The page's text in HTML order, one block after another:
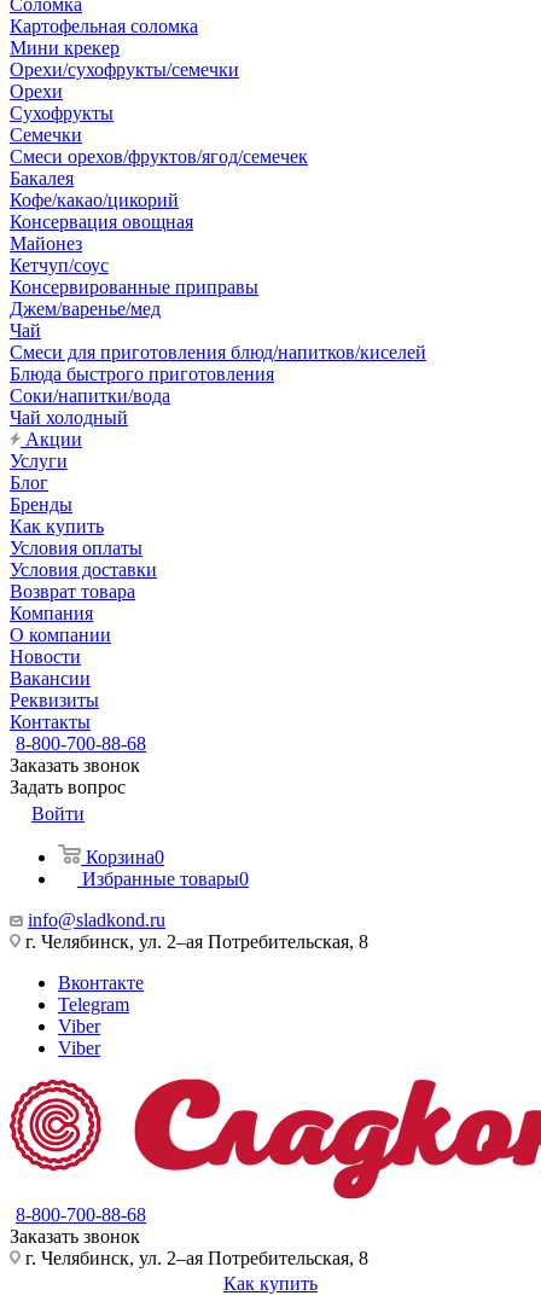
Соломка
Картофельная соломка
Мини крекер
Орехи/сухофрукты/семечки
Орехи
Сухофрукты
Семечки
Смеси орехов/фруктов/ягод/семечек
Бакалея
Кофе/какао/цикорий
Консервация овощная
Майонез
Кетчуп/соус
Консервированные приправы
Джем/варенье/мед
Чай
Смеси для приготовления блюд/напитков/киселей
Блюда быстрого приготовления
Соки/напитки/вода
Чай холодный
Акции
Услуги
Блог
Бренды
Как купить
Условия оплаты
Условия доставки
Возврат товара
Компания
О компании
Новости
Вакансии
Реквизиты
Контакты
8-800-700-88-68
Заказать звонок
Задать вопрос
Войти
Корзина0
Избранные товары0
info@sladkond.ru
г. Челябинск, ул. 2–ая Потребительская, 8
Вконтакте
Telegram
Viber
Viber
8-800-700-88-68
Заказать звонок
г. Челябинск, ул. 2–ая Потребительская, 8
Как купить